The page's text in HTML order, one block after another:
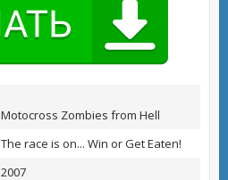
Motocross Zombies from Hell
The race is on... Win or Get Eaten!
2007